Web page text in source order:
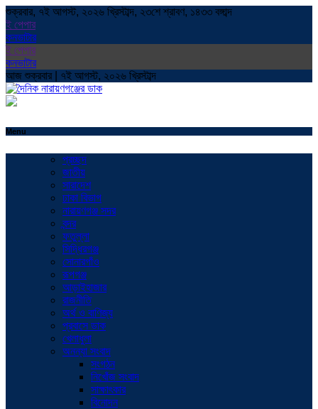
শুক্রবার, ৭ই আগস্ট, ২০২৬ খ্রিস্টাব্দ, ২৩শে শ্রাবণ, ১৪৩৩ বঙ্গাব্দ
ই পেপার
কনভাটার
ই পেপার
কনভাটার
আজ শুক্রবার | ৭ই আগস্ট, ২০২৬ খ্রিস্টাব্দ
Menu
প্রচ্ছদ
জাতীয়
সারাদেশ
ঢাকা বিভাগ
নারায়ণগঞ্জ সদর
বন্দর
ফতুল্লা
সিদ্ধিরগঞ্জ
সোনারগাঁও
রূপগঞ্জ
আড়াইহাজার
রাজনীতি
অর্থ ও বাণিজ্য
প্রবাসে ডাক
খেলাধুলা
অনন্যা সংবাদ
সংগঠন
নিখোঁজ সংবাদ
সাক্ষাৎকার
বিনোদন